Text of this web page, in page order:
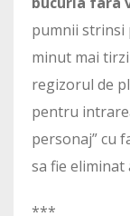
pumnii strinsi
minut mai
regizorul de
pentru
personaj” cu
sa fie eliminat
***